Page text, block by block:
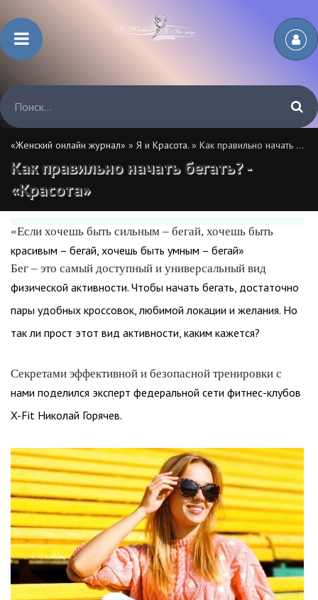
«Женский онлайн журнал» » Я и Красота. » Как правильно начать бегать? - «Красота»
Как правильно начать бегать? -
«Красота»
«Если хочешь быть сильным – бегай, хочешь быть
красивым – бегай, хочешь быть умным – бегай»
Бег – это самый доступный и универсальный вид
физической активности. Чтобы начать бегать, достаточно
пары удобных кроссовок, любимой локации и желания. Но
так ли прост этот вид активности, каким кажется?
Секретами эффективной и безопасной тренировки с
нами поделился эксперт федеральной сети фитнес-клубов
X-Fit Николай Горячев.